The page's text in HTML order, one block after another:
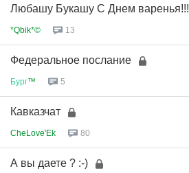
Любашу Букашу С Днем варенья!!!
*Qbik*© 13
Федеральное послание
Бург™ 5
Кавказчат
CheLove'Ek 80
А вы даете ? :-)